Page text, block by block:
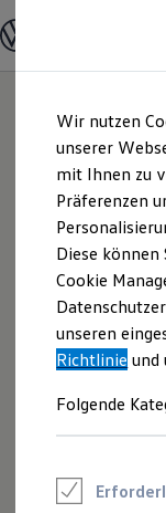
Hauptinhalt
springen
Footer
springen
Modelle und
Modelle
ENERGY
SUV und
Kombis
Schnell
Angebote und
Aktuelle
E-Auto-
Junge
Wir nutzen
unserer
mit Ihnen zu
Präferenzen
Diese
Cookie
unseren
Richtlinie und
Folgende